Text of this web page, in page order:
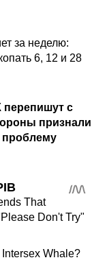
за неделю:
6, 12 и 28
с
признали
That
Don't Try"
Intersex Whale?